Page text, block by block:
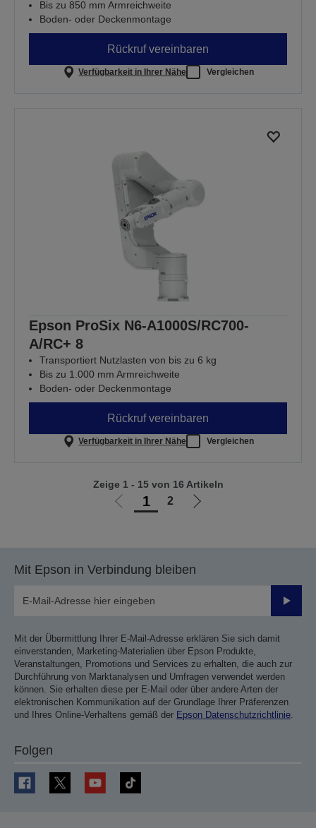
Bis zu 850 mm Armreichweite
Boden- oder Deckenmontage
Rückruf vereinbaren
Verfügbarkeit in Ihrer Nähe Vergleichen
Epson ProSix N6-A1000S/RC700-
A/RC+ 8
Transportiert Nutzlasten von bis zu 6 kg
Bis zu 1.000 mm Armreichweite
Boden- oder Deckenmontage
Rückruf vereinbaren
Verfügbarkeit in Ihrer Nähe Vergleichen
Zur
1 2
Zur
Zeige 1 - 15 von 16 Artikeln
Mit Epson in Verbindung bleiben
Mit der Übermittlung Ihrer E-Mail-Adresse erklären Sie sich damit
einverstanden, Marketing-Materialien über Epson Produkte,
Veranstaltungen, Promotions und Services zu erhalten, die auch zur
Durchführung von Marktanalysen und Umfragen verwendet werden
können. Sie erhalten diese per E-Mail oder über andere Arten der
elektronischen Kommunikation auf der Grundlage Ihrer Präferenzen
und Ihres Online-Verhaltens gemäß der Epson Datenschutzrichtlinie.
Folgen